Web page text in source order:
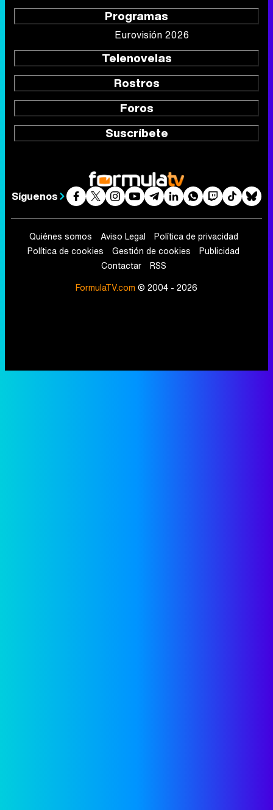
Programas
Eurovisión 2026
Telenovelas
Rostros
Foros
Suscríbete
Síguenos
Quiénes somos Aviso Legal
Política de privacidad
Política de cookies
Gestión de cookies
Publicidad
Contactar
RSS
FormulaTV.com © 2004 - 2026